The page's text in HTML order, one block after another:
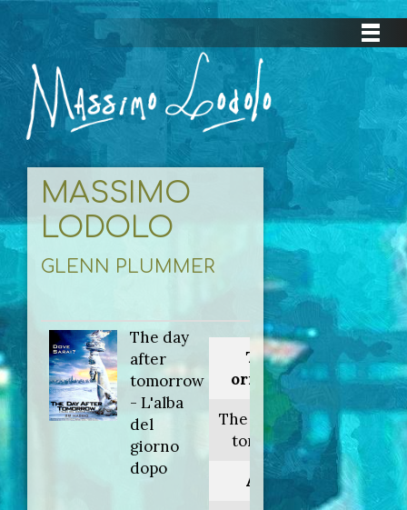
MASSIMO
LODOLO
GLENN PLUMMER
The day
after
tomorrow
- L'alba
del
giorno
dopo
Titolo
originale:
The day after
tomorrow
Anno: